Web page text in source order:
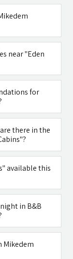
קפה במטולה
near "Eden
for
there in the
available this
in B&B
Mikedem